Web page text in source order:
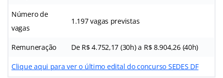
Número de
vagas
1.197 vagas previstas
Remuneração De R$ 4.752,17 (30h) a R$ 8.904,26 (40h)
Clique aqui para ver o último edital do concurso SEDES DF